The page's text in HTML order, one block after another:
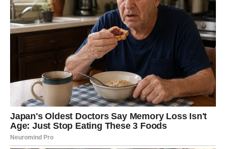
POSEBNU ENERGIJU
U narednom periodu važnu ulogu mogla bi imati osoba
koja nosi veoma pozitivnu energiju.
Možda je već poznajete.
Možda tek ulazi u vaš život.
Ali njeno prisustvo neće biti slučajno.